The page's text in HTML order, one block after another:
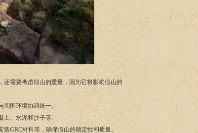
还需要考虑假山的重量，因为它将影响假山的
围环境协调统一。
、水泥和沙子等。
GRC材料等，确保假山的稳定性和质量。